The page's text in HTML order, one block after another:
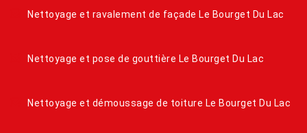
Nettoyage et ravalement de façade Le Bourget Du Lac
Nettoyage et pose de gouttière Le Bourget Du Lac
Nettoyage et démoussage de toiture Le Bourget Du Lac